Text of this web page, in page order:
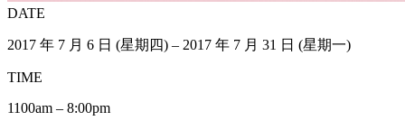
DATE
2017 年 7 月 6 日 (星期四) – 2017 年 7 月 31 日 (星期一)
TIME
1100am – 8:00pm